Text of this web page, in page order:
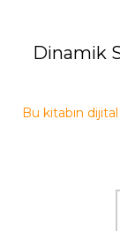
Dinamik
Bu kitabın dijital